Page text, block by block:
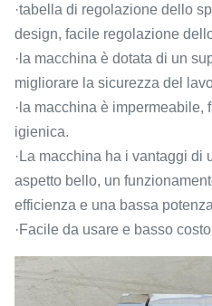
·tabella di regolazione dello
design, facile regolazione
·la macchina è dotata di un
migliorare la sicurezza del
·la macchina è impermeabile,
igienica.
·La macchina ha i vantaggi di
aspetto bello, un
efficienza e una bassa potenza
·Facile da usare e basso